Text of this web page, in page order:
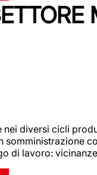
diversi cicli
di lavoro: